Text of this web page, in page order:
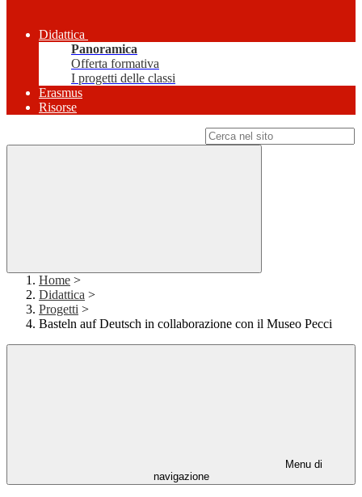
Didattica
Panoramica
Offerta formativa
I progetti delle classi
Erasmus
Risorse
Home >
Didattica >
Progetti >
Basteln auf Deutsch in collaborazione con il Museo Pecci
Menu di
navigazione